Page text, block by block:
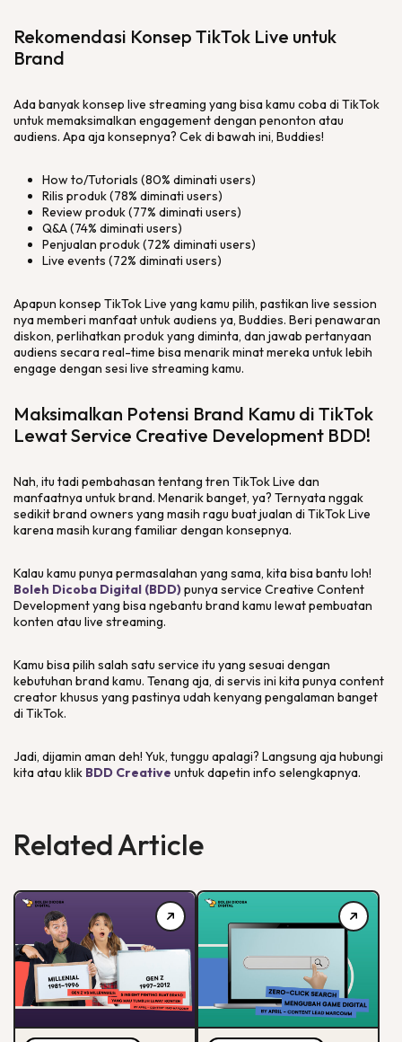
Rekomendasi Konsep TikTok Live untuk
Brand
Ada banyak konsep live streaming yang bisa kamu coba di TikTok
untuk memaksimalkan engagementdengan penonton atau
audiens. Apa aja konsepnya? Cek di bawah ini, Buddies!
How to/Tutorials (80% diminati users)
Rilis produk (78% diminati users)
Reviewproduk (77% diminati users)
Q&A (74% diminati users)
Penjualan produk (72% diminati users)
Live events (72% diminati users)
Apapun konsep TikTok Live yang kamu pilih, pastikan live session
nyamemberi manfaat untuk audiens ya, Buddies. Beri penawaran
diskon, perlihatkan produk yang diminta, dan jawab pertanyaan
audiens secarareal-time bisa menarik minat mereka untuk lebih
engage dengan sesi live streaming kamu.
Maksimalkan Potensi Brand Kamu di TikTok
LewatService Creative Development BDD!
Nah, itu tadi pembahasan tentang tren TikTok Live dan
manfaatnya untukbrand. Menarik banget, ya? Ternyata nggak
sedikitbrand owners yang masih ragu buat jualan di TikTok Live
karena masih kurang familiar dengan konsepnya.
Kalau kamu punya permasalahan yang sama, kita bisa bantu loh!
Boleh Dicoba Digital (BDD)punyaservice Creative Content
Development yang bisa ngebantu brand kamu lewat pembuatan
konten atau live streaming.
Kamu bisa pilih salah satu service itu yang sesuai dengan
kebutuhan brandkamu. Tenang aja, di servis ini kita punyacontent
creatorkhusus yang pastinya udah kenyang pengalaman banget
di TikTok.
Jadi, dijamin aman deh! Yuk, tunggu apalagi? Langsung aja hubungi
kita atau klik BDD Creative untuk dapetin info selengkapnya.
Related Article